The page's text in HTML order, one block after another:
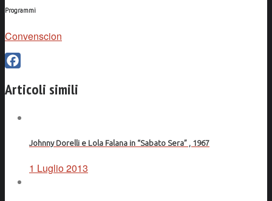
Programmi
Convenscion
Articoli simili
Johnny Dorelli e Lola Falana in “Sabato Sera” , 1967
1 Luglio 2013